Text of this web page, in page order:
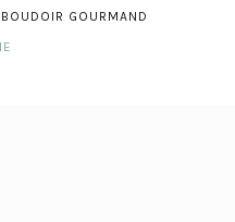
GOURMAND